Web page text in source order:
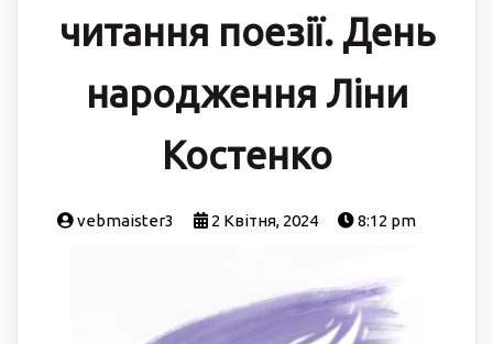
читання поезії. День
народження Ліни
Костенко
vebmaister3 2 Квітня, 2024 8:12 pm